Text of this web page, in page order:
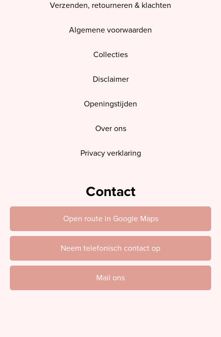
Verzenden, retourneren & klachten
Algemene voorwaarden
Collecties
Disclaimer
Openingstijden
Over ons
Privacy verklaring
Contact
Open route in Google Maps
Neem telefonisch contact op
Mail ons